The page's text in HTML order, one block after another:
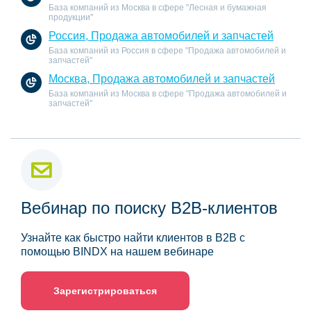
База компаний из Москва в сфере "Лесная и бумажная
продукции"
Россия, Продажа автомобилей и запчастей
База компаний из Россия в сфере "Продажа автомобилей и
запчастей"
Москва, Продажа автомобилей и запчастей
База компаний из Москва в сфере "Продажа автомобилей и
запчастей"
Вебинар по поиску B2B-клиентов
Узнайте как быстро найти клиентов в B2B с
помощью BINDX на нашем вебинаре
Зарегистрироваться